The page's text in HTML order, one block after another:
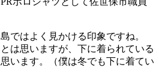
ではよく見かける印象ですね。
は思いますが、下に着られている
います。（僕は冬でも下に着てい